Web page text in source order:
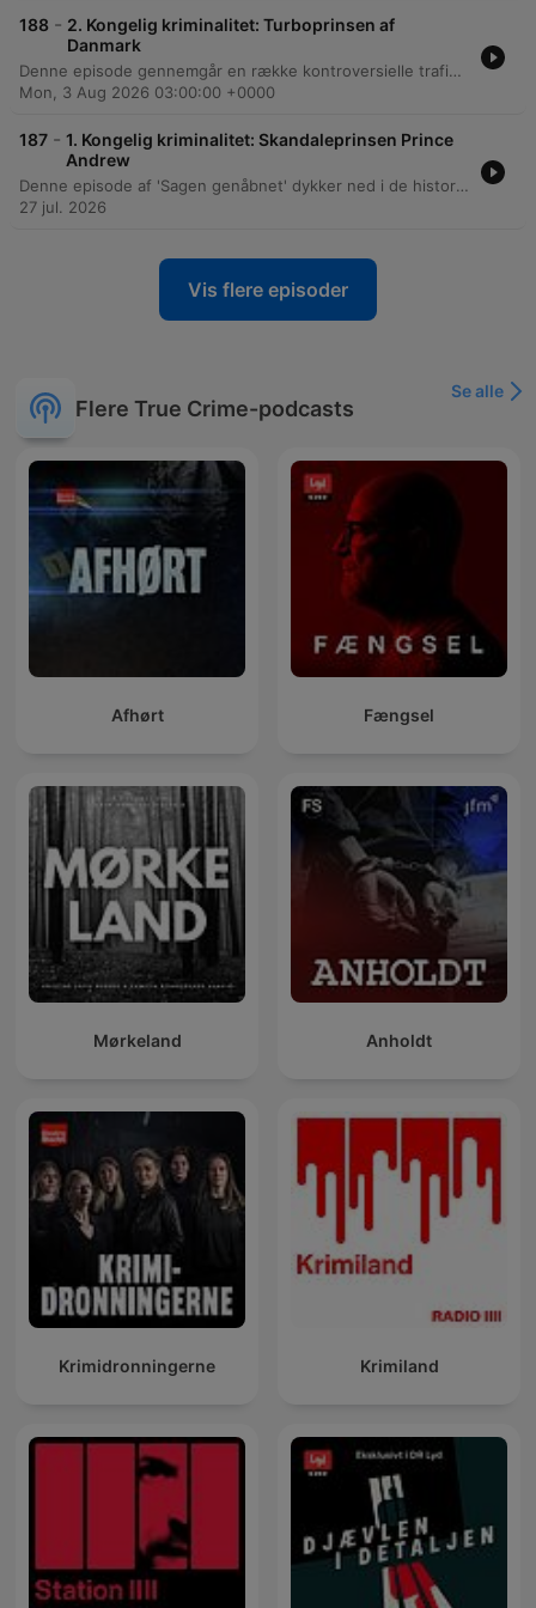
188 - 2. Kongelig kriminalitet: Turboprinsen af
Danmark
Denne episode gennemgår en række kontroversielle trafikforseelser involveret i det danske kongehus, herunder en voldsom bilulykke i Frankrig i 1988 med kronprins Frederik og prins Joachim samt episoder med høj fart i BMW nær Middelfart. Derudover belyses sager om ulovlig krydsning af den lukkede Storebæltsbro under stormen Egon, en sag fra 1991/1992 involverende Malou Aamund samt de juridiske aspekter af kongelig immunitet. Episoden afsluttes med et blik på prins Joachims politianmeldelse og værternes egne erfaringer med fartbøder.
Mon, 3 Aug 2026 03:00:00 +0000
187 - 1. Kongelig kriminalitet: Skandaleprinsen Prince
Andrew
Denne episode af 'Sagen genåbnet' dykker ned i de historiske skandaler omkring prins Andrew, herunder hans forbindelser til Jeffrey Epstein og de kontroversielle anklager fra ofre som Virginia Giuffre. Episoden gennemgår hans baggrund, de juridiske konsekvenser efter hans interview med BBC Newsnight, samt fratagelsen af hans militære titler. Derudover undersøges nye mistanker om embedsmisbrug i forbindelse med videreformidling af fortrolige dokumenter til Epstein. Episoden berører desuden de potentielle retlige konsekvenser for prinsen og de seneste rygter omkring de kongelige døtres boligforhold.
27 jul. 2026
Vis flere episoder
Flere True Crime-podcasts
Se alle
Afhørt Fængsel
Mørkeland Anholdt
Krimidronningerne Krimiland